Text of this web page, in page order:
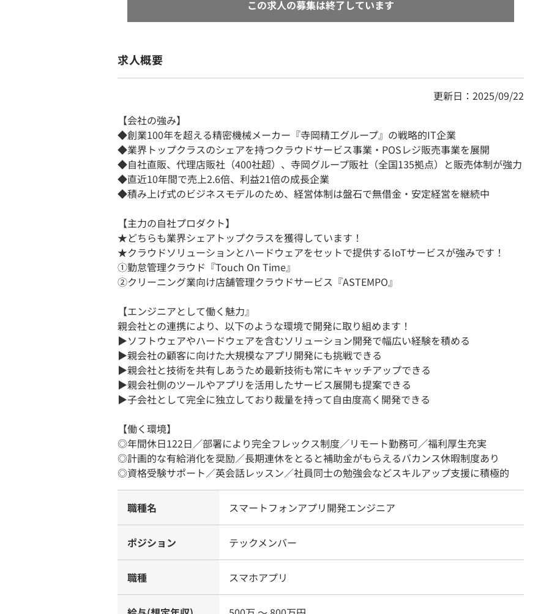
この求人の募集は終了しています
求人概要
更新日：2025/09/22
【会社の強み】
◆創業100年を超える精密機械メーカー『寺岡精工グループ』の戦略的IT企業
◆業界トップクラスのシェアを持つクラウドサービス事業・POSレジ販売事業を展開
◆自社直販、代理店販社（400社超）、寺岡グループ販社（全国135拠点）と販売体制が強力
◆直近10年間で売上2.6倍、利益21倍の成長企業
◆積み上げ式のビジネスモデルのため、経営体制は盤石で無借金・安定経営を継続中
【主力の自社プロダクト】
★どちらも業界シェアトップクラスを獲得しています！
★クラウドソリューションとハードウェアをセットで提供するIoTサービスが強みです！
①勤怠管理クラウド『Touch On Time』
②クリーニング業向け店舗管理クラウドサービス『ASTEMPO』
【エンジニアとして働く魅力』
親会社との連携により、以下のような環境で開発に取り組めます！
▶︎ソフトウェアやハードウェアを含むソリューション開発で幅広い経験を積める
▶︎親会社の顧客に向けた大規模なアプリ開発にも挑戦できる
▶︎親会社と技術を共有しあうため最新技術も常にキャッチアップできる
▶︎親会社側のツールやアプリを活用したサービス展開も提案できる
▶︎子会社として完全に独立しており裁量を持って自由度高く開発できる
【働く環境】
◎年間休日122日／部署により完全フレックス制度／リモート勤務可／福利厚生充実
◎計画的な有給消化を奨励／長期連休をとると補助金がもらえるバカンス休暇制度あり
◎資格受験サポート／英会話レッスン／社員同士の勉強会などスキルアップ支援に積極的
職種名 スマートフォンアプリ開発エンジニア
ポジション テックメンバー
職種 スマホアプリ